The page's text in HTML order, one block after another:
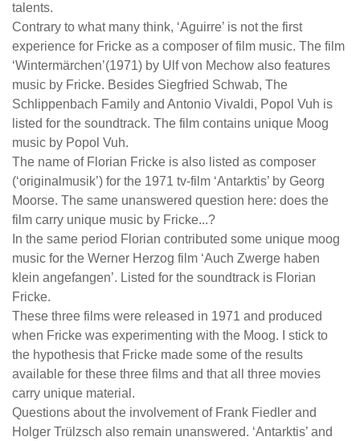
talents.
Contrary to what many think, ‘Aguirre’ is not the first
experience for Fricke as a composer of film music. The film
‘Wintermärchen’(1971) by Ulf von Mechow also features
music by Fricke. Besides Siegfried Schwab, The
Schlippenbach Family and Antonio Vivaldi, Popol Vuh is
listed for the soundtrack. The film contains unique Moog
music by Popol Vuh.
The name of Florian Fricke is also listed as composer
(‘originalmusik’) for the 1971 tv-film ‘Antarktis’ by Georg
Moorse. The same unanswered question here: does the
film carry unique music by Fricke...?
In the same period Florian contributed some unique moog
music for the Werner Herzog film ‘Auch Zwerge haben
klein angefangen’. Listed for the soundtrack is Florian
Fricke.
These three films were released in 1971 and produced
when Fricke was experimenting with the Moog. I stick to
the hypothesis that Fricke made some of the results
available for these three films and that all three movies
carry unique material.
Questions about the involvement of Frank Fiedler and
Holger Trülzsch also remain unanswered. ‘Antarktis’ and